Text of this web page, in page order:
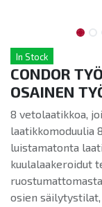
In Stock
CONDOR
OSAINEN
8 vetolaatikkoa,
laatikkomoduulia
luistamatonta
kuulalaakeroidut
osien